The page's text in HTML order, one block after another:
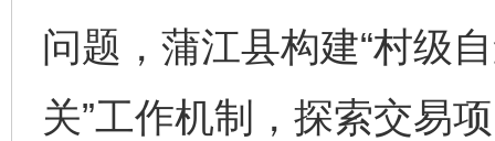
问题，蒲江县构建“村级
关”工作机制，探索交易